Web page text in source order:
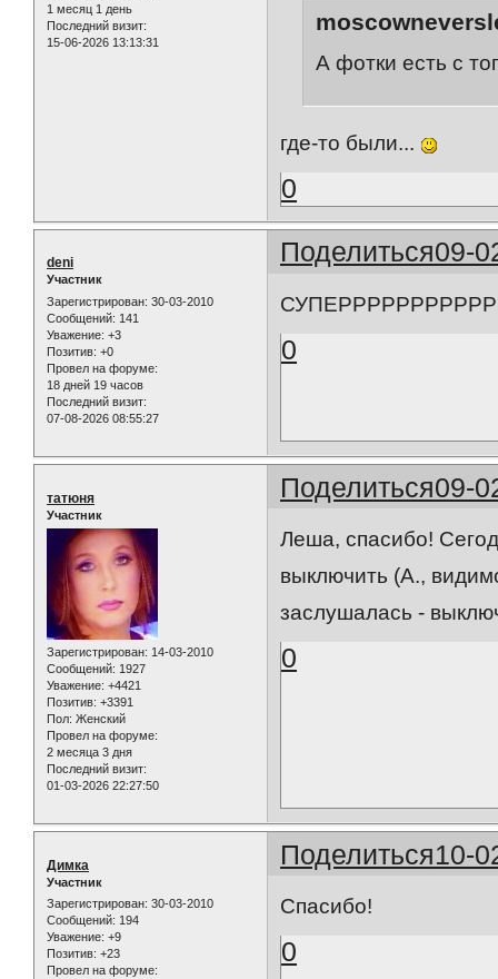
1 месяц 1 день
Последний визит:
15-06-2026 13:13:31
А фотки есть с
где-то были...
0
Поделиться09-
deni
Участник
Зарегистрирован: 30-03-2010
Сообщений: 141
Уважение: +3
Позитив: +0
Провел на форуме:
18 дней 19 часов
Последний визит:
07-08-2026 08:55:27
0
Поделиться09-
татюня
Участник
Зарегистрирован: 14-03-2010
Сообщений: 1927
Уважение: +4421
Позитив: +3391
Пол: Женский
Провел на форуме:
2 месяца 3 дня
Последний визит:
01-03-2026 22:27:50
Леша, спасибо!
выключить (А.,
заслушалась -
0
Поделиться10-
Димка
Участник
Зарегистрирован: 30-03-2010
Сообщений: 194
Уважение: +9
Позитив: +23
Провел на форуме:
Спасибо!
0